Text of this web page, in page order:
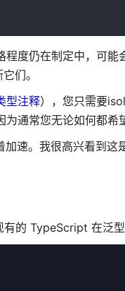
度仍在制定中，可
们。
型注释），您只需要
通常您无论如何都希
加速。我很高兴看到这
的 TypeScript 在泛